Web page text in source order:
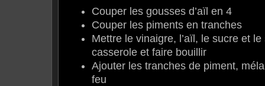
Couper les gousses d’aïl en 4
Couper les piments en tranches
Mettre le vinaigre, l’aïl, le sucre et
casserole et faire bouillir
Ajouter les tranches de piment,
feu